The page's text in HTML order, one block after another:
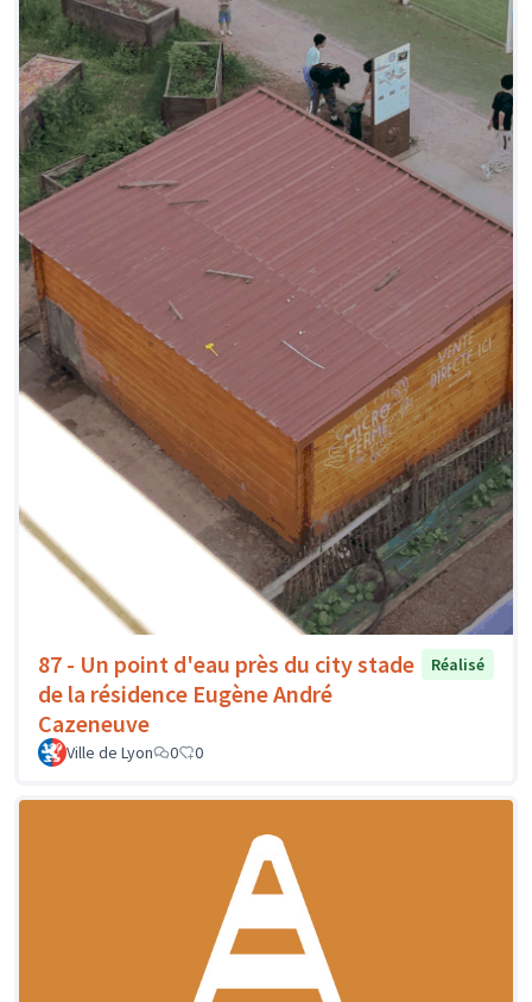
87 - Un point d'eau près du city stade
de la résidence Eugène André
Cazeneuve
Réalisé
Ville de Lyon 0 0